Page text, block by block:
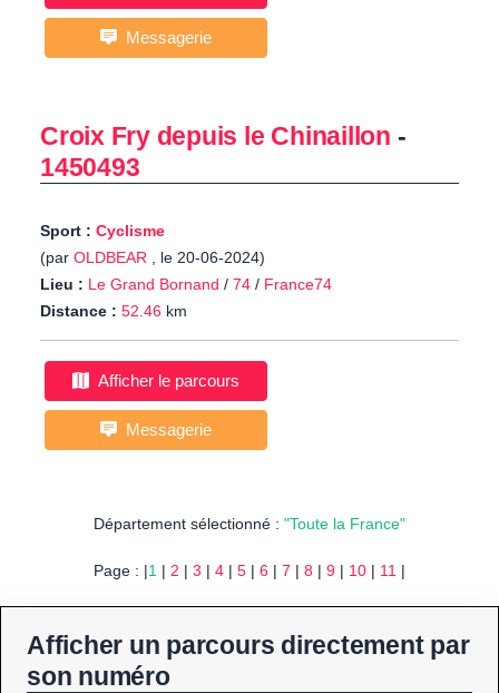
Messagerie
Croix Fry depuis le Chinaillon -
1450493
Sport : Cyclisme
(par OLDBEAR , le 20-06-2024)
Lieu : Le Grand Bornand / 74 / France74
Distance : 52.46 km
Afficher le parcours
Messagerie
Département sélectionné : "Toute la France"
Page : |1 | 2 | 3 | 4 | 5 | 6 | 7 | 8 | 9 | 10 | 11 |
Afficher un parcours directement par
son numéro